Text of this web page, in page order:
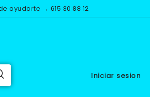
ayudarte → 615 30 88 12
Iniciar sesion